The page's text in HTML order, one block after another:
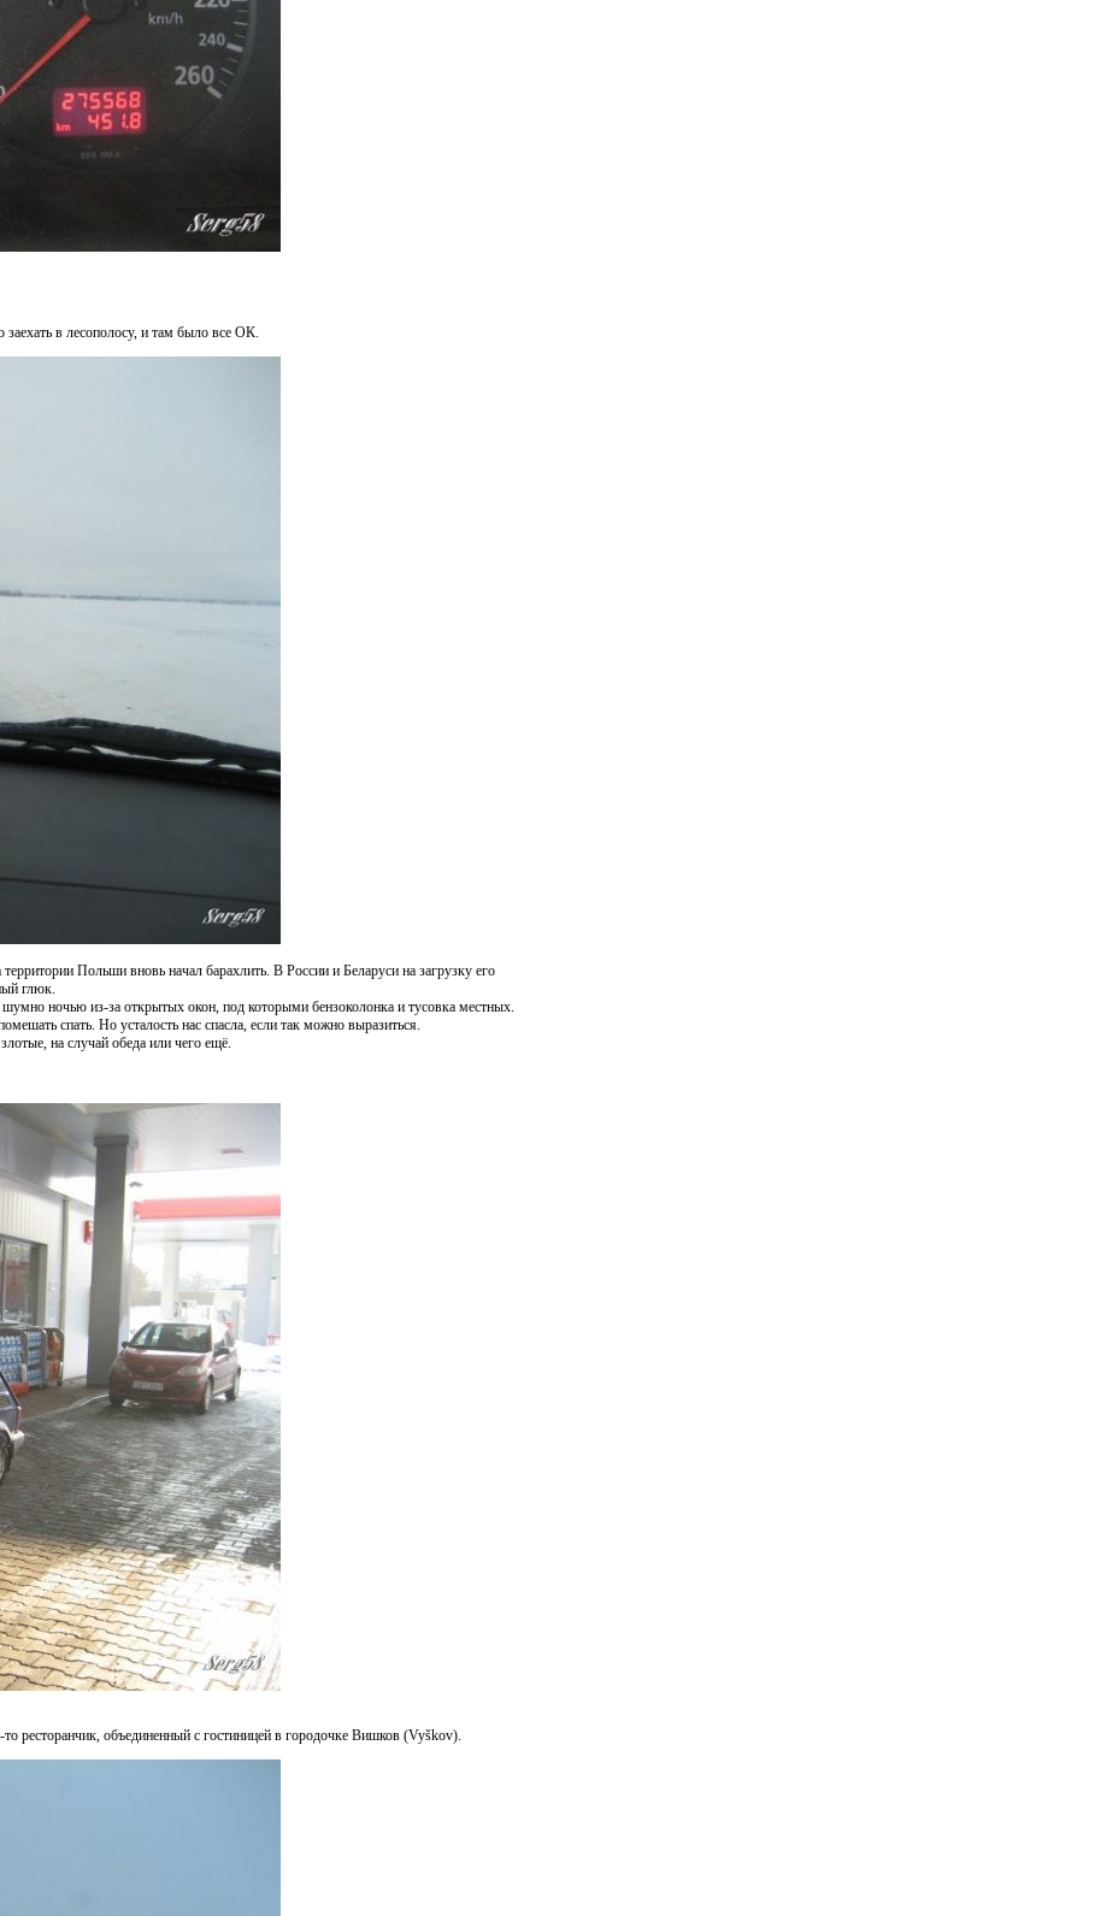
в лесополосу, и там было все ОК.
Польши вновь начал барахлить. В России и Беларуси на загрузку его
глюк.
ночью из-за открытых окон, под которыми бензоколонка и тусовка местных.
спать. Но усталость нас спасла, если так можно выразиться.
на случай обеда или чего ещё.
ресторанчик, объединенный с гостиницей в городочке Вишков (Vyškov).